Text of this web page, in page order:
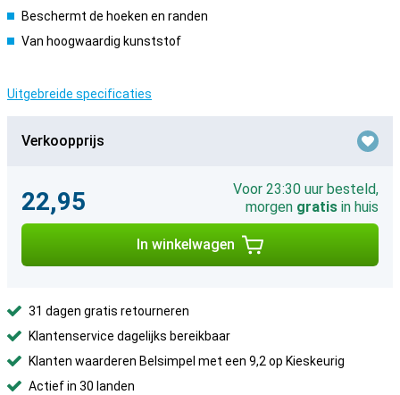
Beschermt de hoeken en randen
Van hoogwaardig kunststof
Uitgebreide specificaties
Verkoopprijs
22,95
Voor 23:30 uur besteld,
morgen gratis in huis
In winkelwagen
31 dagen gratis retourneren
Klantenservice dagelijks bereikbaar
Klanten waarderen Belsimpel met een 9,2 op Kieskeurig
Actief in 30 landen